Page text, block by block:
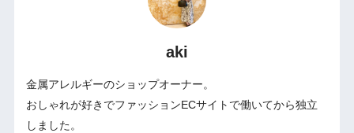
aki
金属アレルギーのショップオーナー。
おしゃれが好きでファッションECサイトで働いてから独立
しました。